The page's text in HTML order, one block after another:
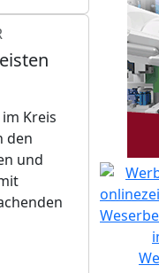
Kreis
den
und